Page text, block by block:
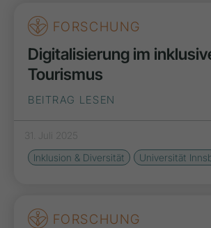
FORSCHUNG
Digitalisierung im
Tourismus
BEITRAG LESEN
31. Juli 2025
Inklusion & Diversität
Universität
FORSCHUNG